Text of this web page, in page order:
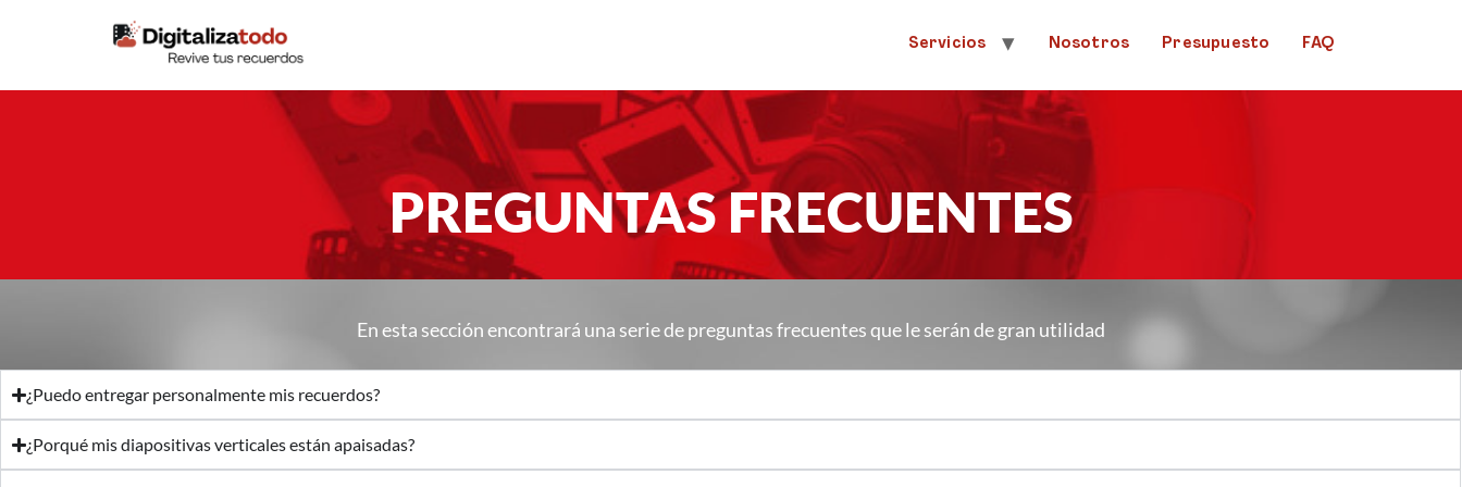
Servicios Nosotros Presupuesto FAQ
PREGUNTAS FRECUENTES
En esta sección encontrará una serie de preguntas frecuentes que le serán de gran utilidad
¿Puedo entregar personalmente mis recuerdos?
¿Porqué mis diapositivas verticales están apaisadas?